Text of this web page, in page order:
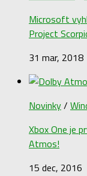
Microsoft
Project
31 mar, 2018
Novinky/
Xbox One je
Atmos!
15 dec, 2016